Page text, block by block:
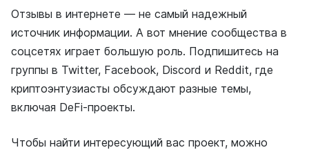
Отзывы в интернете — не самый надежный
источник информации. А вот мнение сообщества в
соцсетях играет большую роль. Подпишитесь на
группы в Twitter, Facebook, Discord и Reddit, где
криптоэнтузиасты обсуждают разные темы,
включая DeFi-проекты.
Чтобы найти интересующий вас проект, можно